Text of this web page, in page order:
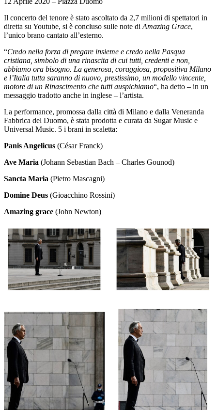
Il concerto del tenore è stato ascoltato da 2,7 milioni di spettatori in
diretta su Youtube, si è concluso sulle note di Amazing Grace,
l’unico brano cantato all’esterno.
“Credo nella forza di pregare insieme e credo nella Pasqua
cristiana, simbolo di una rinascita di cui tutti, credenti e non,
abbiamo ora bisogno. La generosa, coraggiosa, propositiva Milano
e l’Italia tutta saranno di nuovo, prestissimo, un modello vincente,
motore di un Rinascimento che tutti auspichiamo“, ha detto – in un
messaggio tradotto anche in inglese – l’artista.
La performance, promossa dalla città di Milano e dalla Veneranda
Fabbrica del Duomo, è stata prodotta e curata da Sugar Music e
Universal Music. 5 i brani in scaletta:
Panis Angelicus (César Franck)
Ave Maria (Johann Sebastian Bach – Charles Gounod)
Sancta Maria (Pietro Mascagni)
Domine Deus (Gioacchino Rossini)
Amazing grace (John Newton)